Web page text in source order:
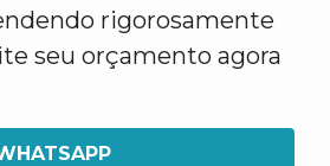
rigorosamente
seu orçamento agora